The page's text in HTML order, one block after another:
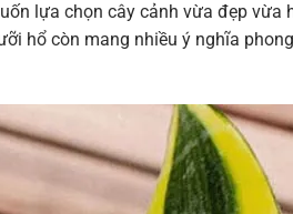
lựa chọn cây cảnh vừa đẹp vừa
hổ còn mang nhiều ý nghĩa phong